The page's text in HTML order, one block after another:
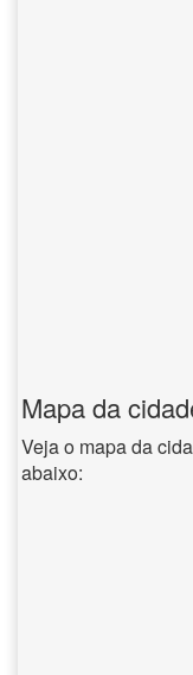
Mapa da
Veja o mapa da
abaixo: